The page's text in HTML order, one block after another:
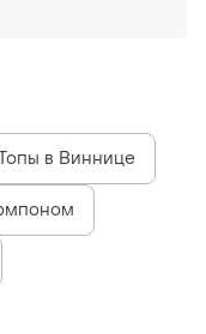
Топы в Виннице